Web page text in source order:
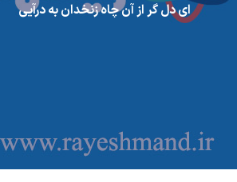
ای دل گر از آن چاه زنخدان به درآیی